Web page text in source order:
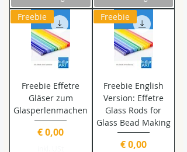
Freebie
Freebie Effetre
Gläser zum
Glasperlenmachen
Preis
€ 0,00
Freebie
Freebie English
Version: Effetre
Glass Rods for
Glass Bead Making
Preis
€ 0,00